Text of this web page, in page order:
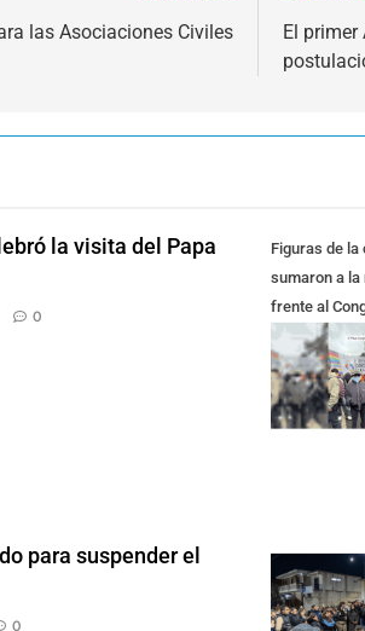
las Asociaciones Civiles
El
la visita del Papa
0
Figuras de la
sumaron a la
frente al
contra la Ley
Propiedad
para suspender el
0